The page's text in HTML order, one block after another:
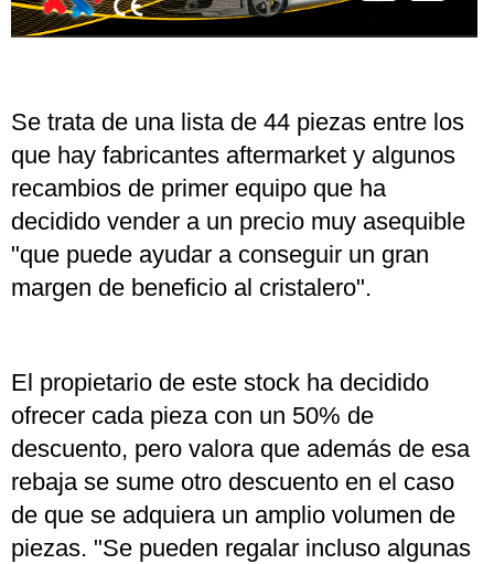
Se trata de una lista de 44 piezas entre los
que hay fabricantes aftermarket y algunos
recambios de primer equipo que ha
decidido vender a un precio muy asequible
"que puede ayudar a conseguir un gran
margen de beneficio al cristalero".
El propietario de este stock ha decidido
ofrecer cada pieza con un 50% de
descuento, pero valora que además de esa
rebaja se sume otro descuento en el caso
de que se adquiera un amplio volumen de
piezas. "Se pueden regalar incluso algunas